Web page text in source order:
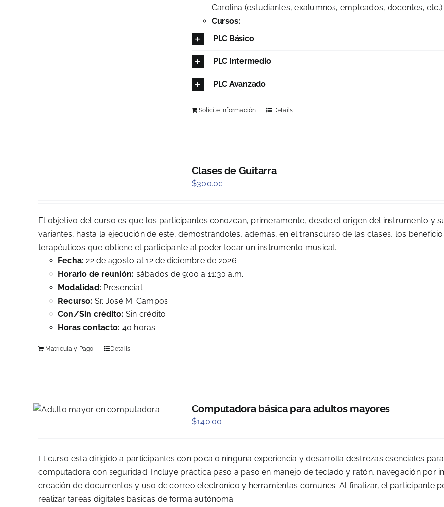
Carolina (estudiantes, exalumnos, empleados, docentes,
Cursos:
PLC Básico
PLC Intermedio
PLC Avanzado
Solicite información Details
Clases de Guitarra
$300.00
El objetivo del curso es que los participantes conozcan, primeramente, desde el origen del instrumento y
variantes, hasta la ejecución de este, demostrándoles, además, en el transcurso de las clases, los
terapéuticos que obtiene el participante al poder tocar un instrumento musical.
Fecha:22 de agosto al 12 de diciembre de 2026
Horario de reunión: sábados de 9:00 a 11:30 a.m.
Modalidad: Presencial
Recurso: Sr. José M. Campos
Con/Sin crédito: Sin crédito
Horas contacto: 40 horas
Matrícula y Pago Details
Computadora básica para adultos mayores
$140.00
El curso está dirigido a participantes con poca o ninguna experiencia y desarrolla destrezas esenciales
computadora con seguridad. Incluye práctica paso a paso en manejo de teclado y ratón, navegación por
creación de documentos y uso de correo electrónico y herramientas comunes. Al finalizar, el participante
realizar tareas digitales básicas de forma autónoma.